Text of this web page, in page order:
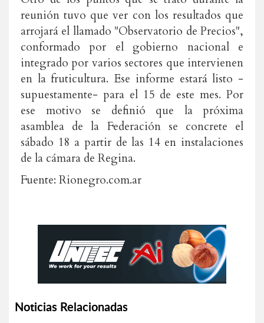
reunión tuvo que ver con los resultados que
arrojará el llamado "Observatorio de Precios",
conformado por el gobierno nacional e
integrado por varios sectores que intervienen
en la fruticultura. Ese informe estará listo -
supuestamente- para el 15 de este mes. Por
ese motivo se definió que la próxima
asamblea de la Federación se concrete el
sábado 18 a partir de las 14 en instalaciones
de la cámara de Regina.
Fuente: Rionegro.com.ar
Noticias Relacionadas